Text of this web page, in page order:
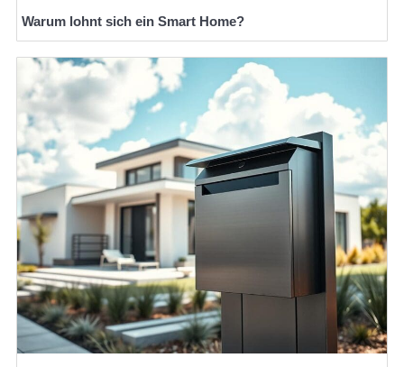
Warum lohnt sich ein Smart Home?